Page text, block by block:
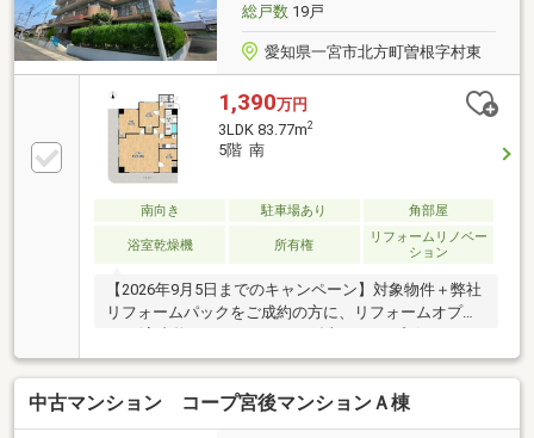
総戸数19戸
愛知県一宮市北方町曽根字村東
1,390万円
3LDK 83.77m2
5階 南
南向き 駐車場あり 角部屋
浴室乾燥機 所有権
リフォームリノベー
ション
【2026年9月5日までのキャンペーン】対象物件＋弊社
リフォームパックをご成約の方に、リフォームオプシ
ど)55万円分の値引プレゼント！！※100万円（税込）
以上の弊社標準工事「ラクリノ」をご契約いただいた
場合に限る■■【おすすめポイント】■■〇令和8年1月
リフォーム完了！（設備リニューアルコーティング・
中古マンション コープ宮後マンションＡ棟